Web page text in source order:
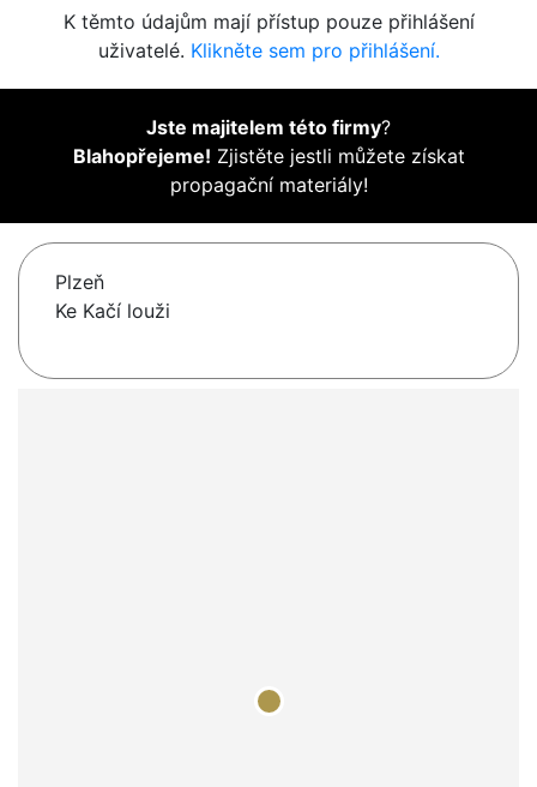
K těmto údajům mají přístup pouze přihlášení
uživatelé. Klikněte sem pro přihlášení.
Jste majitelem této firmy?
Blahopřejeme! Zjistěte jestli můžete získat
propagační materiály!
Plzeň
Ke Kačí louži